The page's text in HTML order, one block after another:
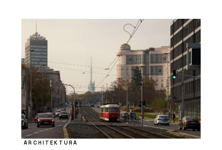
ARCHITEKTURA